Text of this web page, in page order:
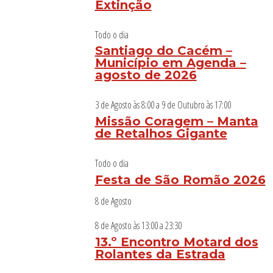
Extinção
Todo o dia
Santiago do Cacém –
Município em Agenda –
agosto de 2026
3 de Agosto às 8:00a 9 de Outubro às 17:00
Missão Coragem – Manta
de Retalhos Gigante
Todo o dia
Festa de São Romão 2026
8 de Agosto
8 de Agosto às 13:00a23:30
13.º Encontro Motard dos
Rolantes da Estrada